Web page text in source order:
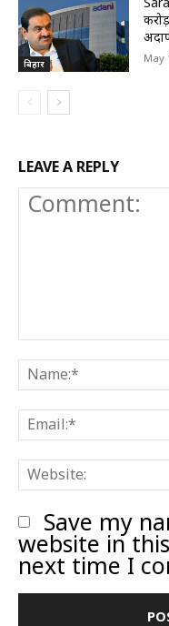
बिहार May
LEAVE A REPLY
Comment:
Save my
website in
next time I